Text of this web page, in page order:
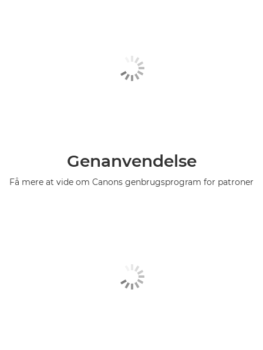
Genanvendelse
Få mere at vide om Canons genbrugsprogram for patroner